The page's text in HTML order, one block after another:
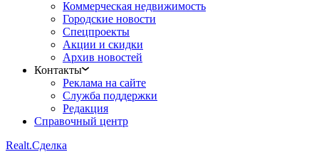
Коммерческая недвижимость
Городские новости
Спецпроекты
Акции и скидки
Архив новостей
Контакты
Реклама на сайте
Служба поддержки
Редакция
Справочный центр
Realt.Сделка